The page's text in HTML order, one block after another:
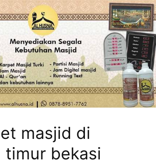
masjid di
timur bekasi